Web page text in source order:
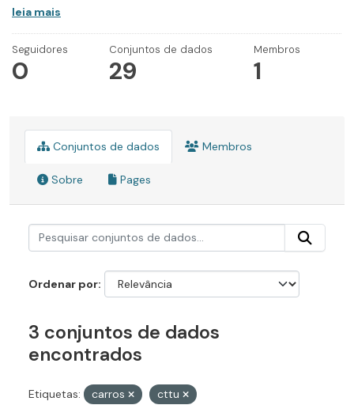
leia mais
Seguidores
0
Conjuntos de dados
29
Membros
1
Conjuntos de dados Membros
Sobre Pages
Ordenar por
3 conjuntos de dados
encontrados
Etiquetas: carros
cttu